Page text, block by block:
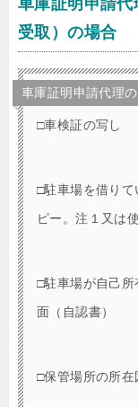
受取）の場合
車庫証明申請代理
□車検証の写し
□駐車場を借り
ピー。注１又は
□駐車場が自己
面（自認書）
□保管場所の所在